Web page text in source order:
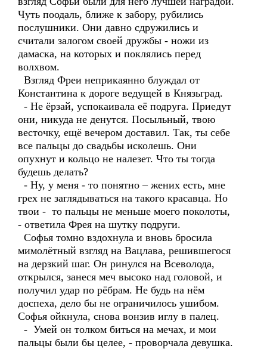
Чуть поодаль, ближе к забору, рубились
послушники. Они давно сдружились и
считали залогом своей дружбы - ножи из
дамаска, на которых и поклялись перед
волхвом.
Взгляд Фреи неприкаянно блуждал от
Константина к дороге ведущей в Князьград.
- Не ёрзай, успокаивала её подруга. Приедут
они, никуда не денутся. Посыльный, твою
весточку, ещё вечером доставил. Так, ты себе
все пальцы до свадьбы исколешь. Они
опухнут и кольцо не налезет. Что ты тогда
будешь делать?
- Ну, у меня - то понятно – жених есть, мне
грех не заглядываться на такого красавца. Но
твои - то пальцы не меньше моего поколоты,
- ответила Фрея на шутку подруги.
Софья томно вздохнула и вновь бросила
мимолётный взгляд на Вацлава, решившегося
на дерзкий шаг. Он ринулся на Всеволода,
открылся, занеся меч высоко над головой, и
получил удар по рёбрам. Не будь на нём
доспеха, дело бы не ограничилось ушибом.
Софья ойкнула, снова вонзив иглу в палец.
- Умей он толком биться на мечах, и мои
пальцы были бы целее, - проворчала девушка.